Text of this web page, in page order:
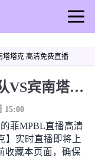
塔克 高清免费直播
菲MPBL 帕拉纳克爱国者队VS宾南塔塔克高清直播免费观看
15:00
菲MPBL直播高清
】实时直播即将上
收藏本页面，确保